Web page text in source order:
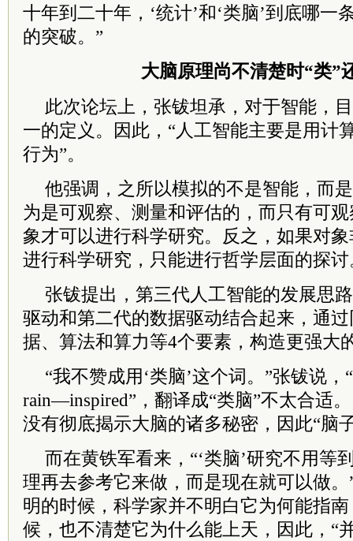
十年到二十年，‘统计’和‘类脑’到底哪一
的突破。”
大脑原理尚不清楚时“类”
此次论坛上，张钹坦承，对于智能，
一的定义。因此，“人工智能主要是用计
行为”。
他强调，之所以模拟的不是智能，而
为是可观察、测量和评估的，而只有可
象才可以进行科学研究。反之，如果对
进行科学研究，只能进行哲学层面的探讨
张钹提出，第三代人工智能的发展思
驱动和第二代的数据驱动结合起来，通
据、算法和算力等4个要素，构造更强大
“我不赞成用‘类脑’这个词。”张钹说
rain—inspired”，翻译成“类脑”不太合适
没有彻底揭示大脑的诸多秘密，因此“脑
而在黄铁军看来，“‘类脑’研究不用等
理再去参考它来做，而是现在就可以做
明的时候，科学家并不明白它为何能指
候，也不清楚它为什么能上天，因此，“